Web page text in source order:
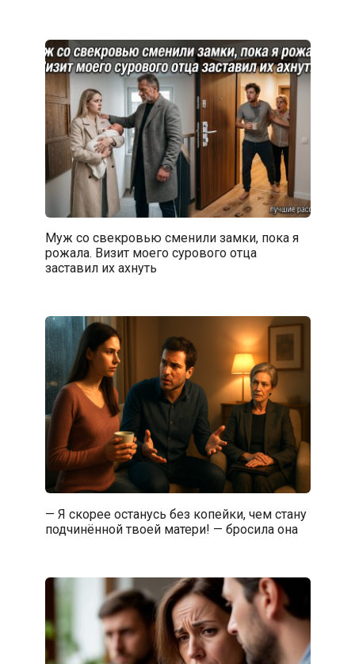
Муж со свекровью сменили замки, пока я
рожала. Визит моего сурового отца
заставил их ахнуть
— Я скорее останусь без копейки, чем стану
подчинённой твоей матери! — бросила она